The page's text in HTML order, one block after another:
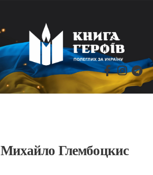
Михайло Глембоцкис